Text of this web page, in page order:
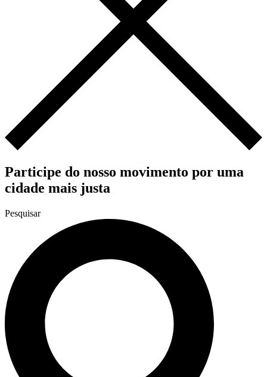
Participe do nosso movimento por uma
cidade mais justa
Pesquisar